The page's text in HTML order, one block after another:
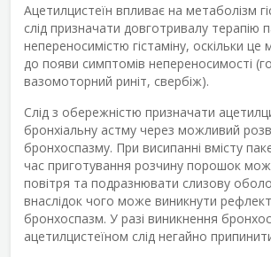
Ацетилцистеїн впливає на метаболізм
слід призначати довготривалу терапію
непереносимістю гістаміну, оскільки
до появи симптомів непереносимості
вазомоторний риніт, свербіж).
Слід з обережністю призначати
бронхіальну астму через можливий
бронхоспазму. При висипанні вмісту
час приготування розчину порошок
повітря та подразнювати слизову
внаслідок чого може виникнути
бронхоспазм. У разі виникнення
ацетилцистеїном слід негайно